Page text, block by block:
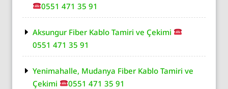
0551 471 35 91
Aksungur Fiber Kablo Tamiri ve Çekimi
0551 471 35 91
Yenimahalle, Mudanya Fiber Kablo Tamiri ve
Çekimi
0551 471 35 91